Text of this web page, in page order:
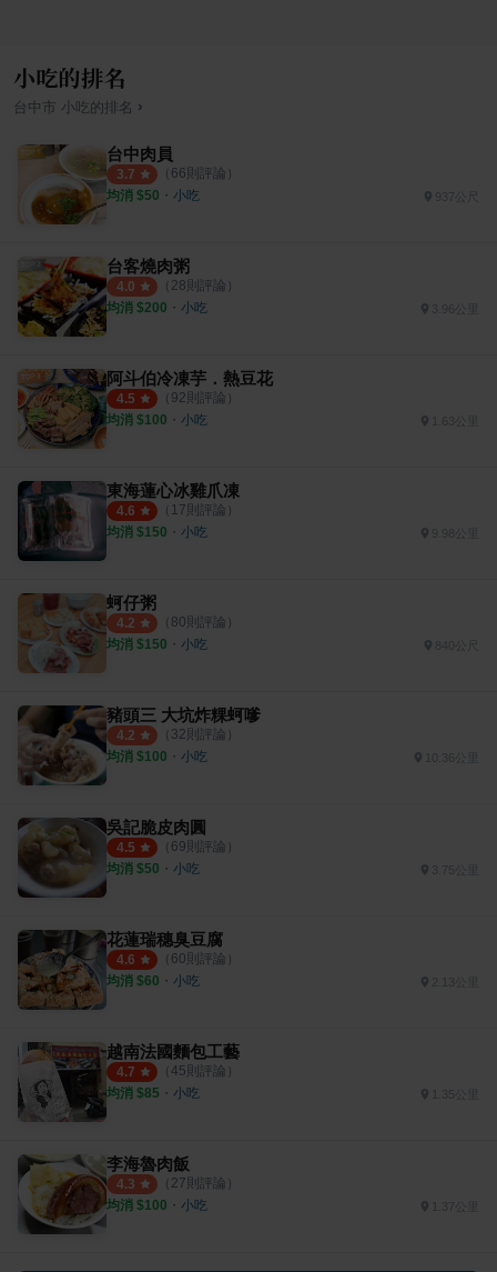
小吃的排名
台中市 小吃 的排名 ›
台中肉員
3.7 （ 66則評論）
均消 $50 ・ 小吃
台客燒肉粥
4.0 （ 28則評論）
均消 $200 ・ 小吃
阿斗伯冷凍芋．熱豆花
4.5 （ 92則評論）
均消 $100 ・ 小吃
東海蓮心冰雞爪凍
4.6 （ 17則評論）
均消 $150 ・ 小吃
蚵仔粥
4.2 （ 80則評論）
均消 $150 ・ 小吃 840公尺
豬頭三 大坑炸粿蚵嗲
4.2 （ 32則評論）
均消 $100 ・ 小吃
吳記脆皮肉圓
4.5 （ 69則評論）
均消 $50 ・ 小吃 3.75公里
花蓮瑞穗臭豆腐
4.6 （ 60則評論）
均消 $60 ・ 小吃
越南法國麵包工藝
4.7 （ 45則評論）
均消 $85 ・ 小吃 1.35公里
李海魯肉飯
4.3 （ 27則評論）
均消 $100 ・ 小吃